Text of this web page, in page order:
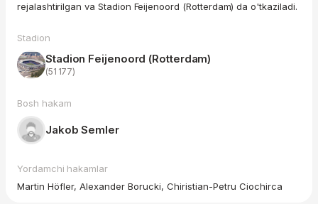
rejalashtirilgan va Stadion Feijenoord (Rotterdam) da o'tkaziladi.
Stadion
Stadion Feijenoord (Rotterdam)
(51 177)
Bosh hakam
Jakob Semler
Yordamchi hakamlar
Martin Höfler, Alexander Borucki, Chiristian-Petru Ciochirca